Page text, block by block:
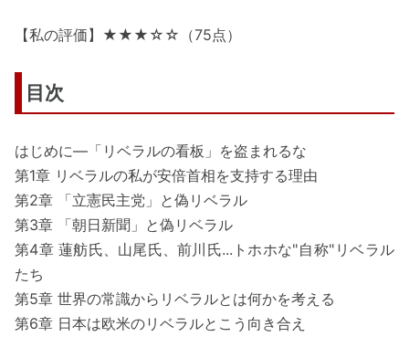
【私の評価】★★★☆☆（75点）
目次
はじめに―「リベラルの看板」を盗まれるな
第1章 リベラルの私が安倍首相を支持する理由
第2章 「立憲民主党」と偽リベラル
第3章 「朝日新聞」と偽リベラル
第4章 蓮舫氏、山尾氏、前川氏...トホホな"自称"リベラル
たち
第5章 世界の常識からリベラルとは何かを考える
第6章 日本は欧米のリベラルとこう向き合え